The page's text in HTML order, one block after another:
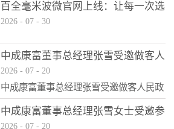
百全毫米波微官网上线：让每一次选
择，都有依据
2026 - 07 - 30
中成康富董事总经理张雪受邀做客人
民政协网《委员会客厅》《人民政协
报》刊发整版专题报道
2026 - 07 - 20
中成康富董事总经理张雪受邀做客人民政
协网《委员会客厅》《人民政协报》刊发
整版专题报道—————— ↑点击观看↑
——————
中成康富董事总经理张雪女士受邀参
2026 - 07 - 20